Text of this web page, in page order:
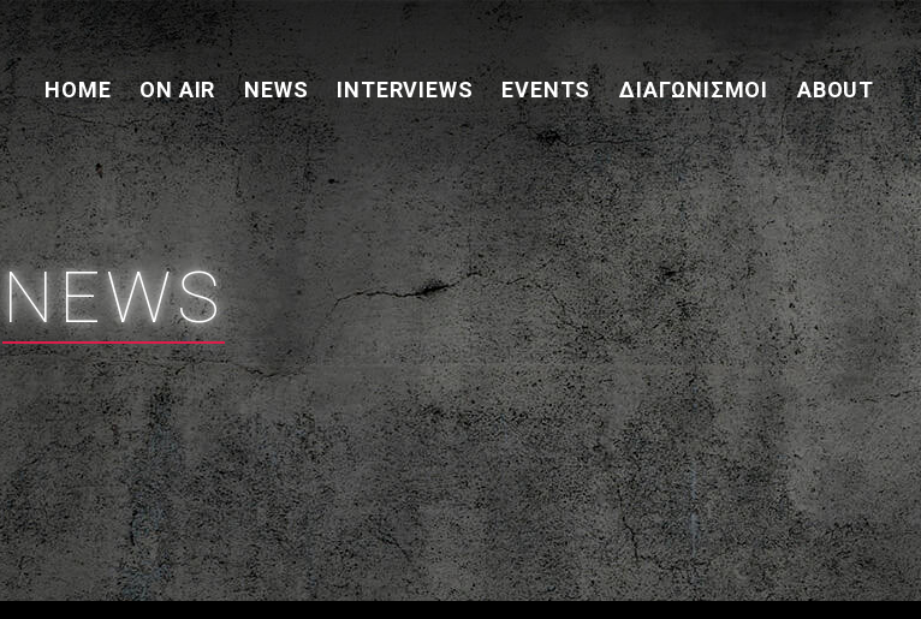
HOME ON AIR NEWS INTERVIEWS EVENTS ΔΙΑΓΩΝΙΣΜΟΊ ABOUT
NEWS